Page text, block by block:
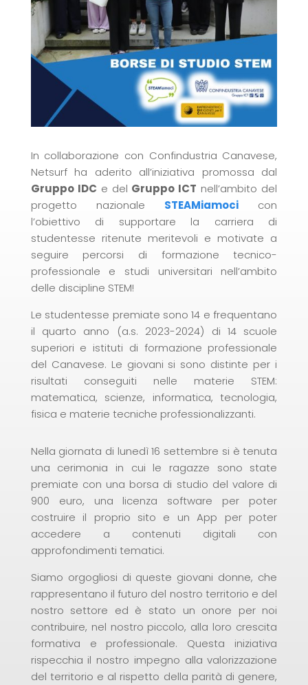
In collaborazione con Confindustria Canavese,
Netsurf ha aderito all’iniziativa promossa dal
Gruppo IDC e del Gruppo ICT nell’ambito del
progetto nazionale STEAMiamoci con
l’obiettivo di supportare la carriera di
studentesse ritenute meritevoli e motivate a
seguire percorsi di formazione tecnico-
professionale e studi universitari nell’ambito
delle discipline STEM!
Le studentesse premiate sono 14 e frequentano
il quarto anno (a.s. 2023-2024) di 14 scuole
superiori e istituti di formazione professionale
del Canavese. Le giovani si sono distinte per i
risultati conseguiti nelle materie STEM:
matematica, scienze, informatica, tecnologia,
fisica e materie tecniche professionalizzanti.
Nella giornata di lunedì 16 settembre si è tenuta
una cerimonia in cui le ragazze sono state
premiate con una borsa di studio del valore di
900 euro, una licenza software per poter
costruire il proprio sito e un App per poter
accedere a contenuti digitali con
approfondimenti tematici.
Siamo orgogliosi di queste giovani donne, che
rappresentano il futuro del nostro territorio e del
nostro settore ed è stato un onore per noi
contribuire, nel nostro piccolo, alla loro crescita
formativa e professionale. Questa iniziativa
rispecchia il nostro impegno alla valorizzazione
del territorio e al rispetto della parità di genere,